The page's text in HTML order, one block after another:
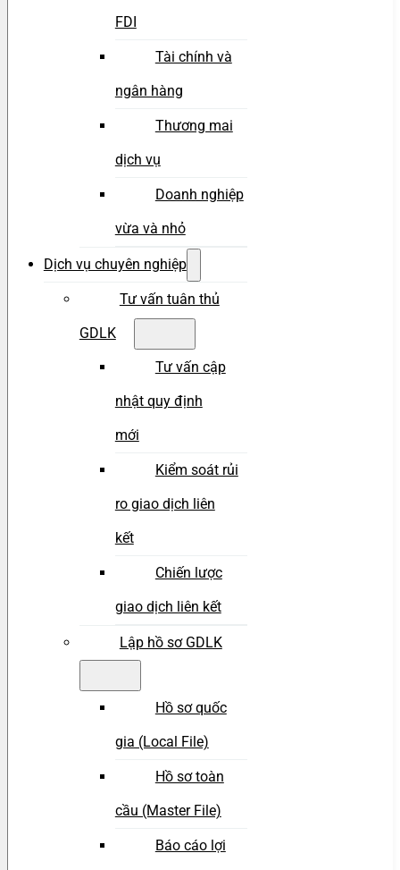
FDI
Tài chính và
ngân hàng
Thương mai
dịch vụ
Doanh nghiệp
vừa và nhỏ
Dịch vụ chuyên nghiệp
Tư vấn tuân thủ
GDLK
Tư vấn cập
nhật quy định
mới
Kiểm soát rủi
ro giao dịch liên
kết
Chiến lược
giao dịch liên kết
Lập hồ sơ GDLK
Hồ sơ quốc
gia (Local File)
Hồ sơ toàn
cầu (Master File)
Báo cáo lợi